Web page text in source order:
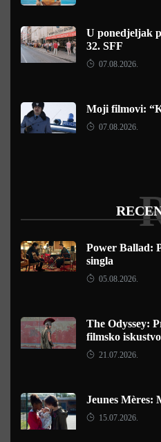
U ponedjeljak
32. SFF
07.08.2026.
Moji filmovi:
07.08.2026.
Power Ballad:
singla
05.08.2026.
The Odyssey:
filmsko iskustvo
21.07.2026.
Jeunes Mères:
15.07.2026.